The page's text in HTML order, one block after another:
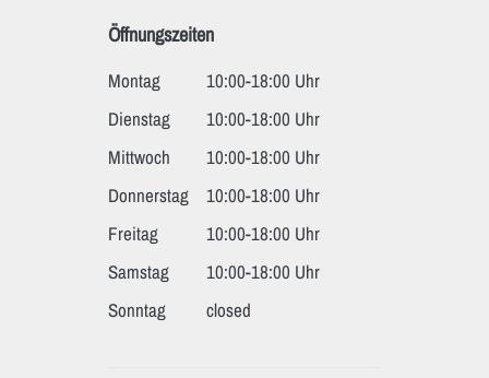
Öffnungszeiten
Montag
10:00-18:00 Uhr
Dienstag
10:00-18:00 Uhr
Mittwoch
10:00-18:00 Uhr
Donnerstag
10:00-18:00 Uhr
Freitag
10:00-18:00 Uhr
Samstag
10:00-18:00 Uhr
Sonntag
closed